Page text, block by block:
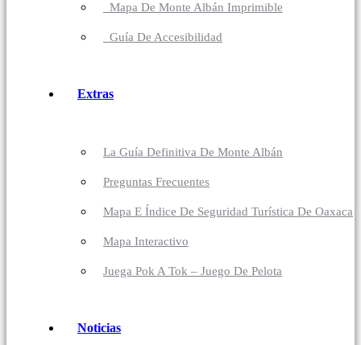
Mapa De Monte Albán Imprimible
Guía De Accesibilidad
Extras
La Guía Definitiva De Monte Albán
Preguntas Frecuentes
Mapa E Índice De Seguridad Turística De Oaxaca
Mapa Interactivo
Juega Pok A Tok – Juego De Pelota
Noticias